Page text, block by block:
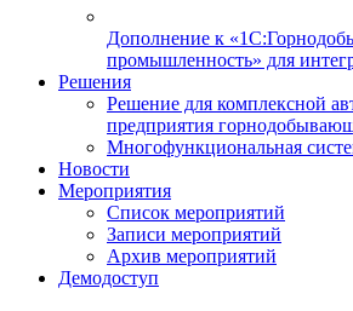
Дополнение к
промышленность» для
Решения
Решение для комплексной
предприятия
Многофункциональная
Новости
Мероприятия
Список мероприятий
Записи мероприятий
Архив мероприятий
Демодоступ